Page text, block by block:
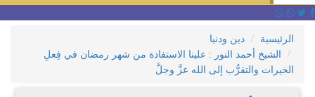
الرئيسية
دين ودنيا
الشيخ أحمد النور : علينا الاستفادة من شهر رمضان في فِعلِ
الخيرات والتقرُّب إلى الله عزَّ وجلَّ